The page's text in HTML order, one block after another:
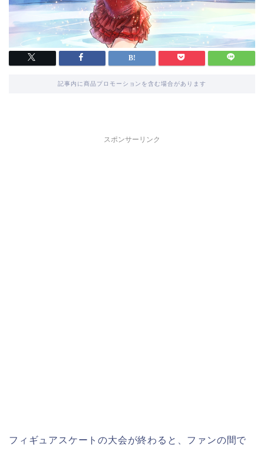
記事内に商品プロモーションを含む場合があります
スポンサーリンク
フィギュアスケートの大会が終わると、ファンの間で